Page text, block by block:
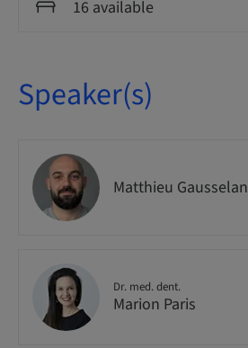
16 available
Speaker(s)
Matthieu Gausselan
Dr. med. dent.
Marion Paris